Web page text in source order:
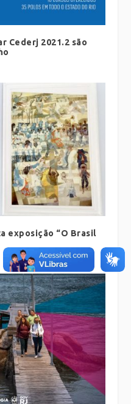
Cederj 2021.2 são
exposição “O Brasil